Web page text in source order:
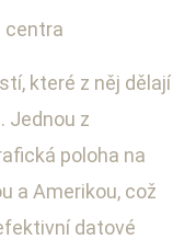
centra
které z něj dělají
Jednou z
poloha na
a Amerikou, což
datové